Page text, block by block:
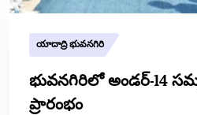
యాదాద్రి భువనగిరి
భువనగిరిలో అండర్-14
ప్రారంభం